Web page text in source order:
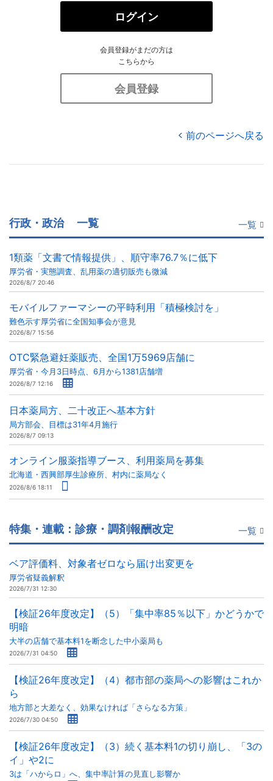
ログイン
会員登録がまだの方は
こちらから
会員登録
前のページへ戻る
行政・政治 一覧 一覧
1類薬「文書で情報提供」、順守率76.7％に低下
厚労省・実態調査、乱用薬の適切販売も微減
2026/8/7 20:46
モバイルファーマシーの平時利用「積極検討を」
難色示す厚労省に全国知事会が意見
2026/8/7 15:56
OTC緊急避妊薬販売、全国1万5969店舗に
厚労省・今月3日時点、6月から1381店舗増
2026/8/7 12:16
日本薬局方、二十改正へ基本方針
局方部会、目標は31年4月施行
2026/8/7 09:13
オンライン服薬指導ブース、利用薬局を募集
北海道・西興部厚生診療所、村内に薬局なく
2026/8/6 18:11
特集・連載：診療・調剤報酬改定 一覧
ベア評価料、対象者ゼロなら届け出変更を
厚労省疑義解釈
2026/7/31 12:30
【検証26年度改定】（5）「集中率85％以下」かどうかで
明暗
大半の店舗で基本料1を断念した中小薬局も
2026/7/31 04:50
【検証26年度改定】（4）都市部の薬局への影響はこれか
ら
地方部と大差なく、効果なければ「さらなる方策」
2026/7/30 04:50
【検証26年度改定】（3）続く基本料1の切り崩し、「3の
イ」や2に
3は「ハからロ」へ、集中率計算の見直し影響か